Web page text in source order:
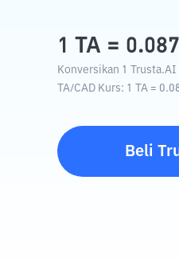
1 TA =
Konversikan 1
TA/CAD Kurs: 1 TA =
Beli